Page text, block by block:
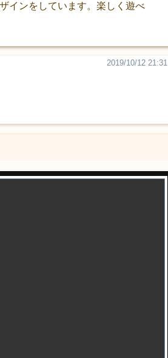
インをしています。楽しく遊べ
2019/10/12 21:31